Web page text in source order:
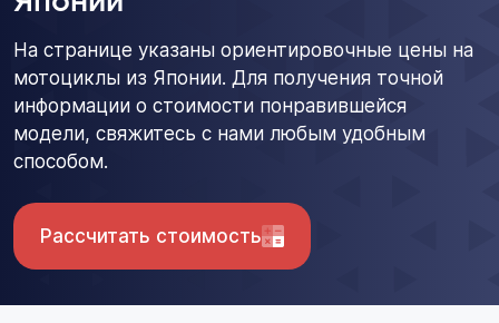
На странице указаны ориентировочные цены на
мотоциклы из Японии. Для получения точной
информации о стоимости понравившейся
модели, свяжитесь с нами любым удобным
способом.
Рассчитать стоимость